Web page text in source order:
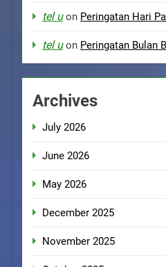
tel uon Peringatan Hari
tel uon Peringatan Bulan
Archives
July 2026
June 2026
May 2026
December 2025
November 2025